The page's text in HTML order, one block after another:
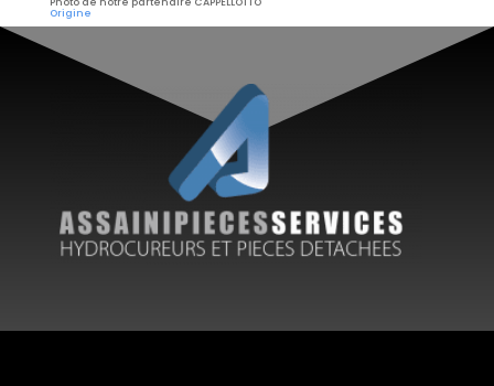
Photo de notre partenaire CAPPELLOTTO
Origine